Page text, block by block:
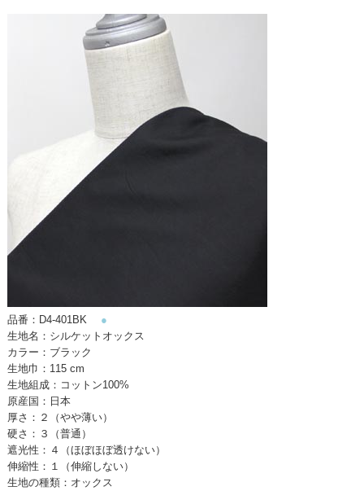
品番：D4-401BK●
生地名：シルケットオックス
カラー：ブラック
生地巾：115 cm
生地組成：コットン100%
原産国：日本
厚さ：２（やや薄い）
硬さ：３（普通）
遮光性：４（ほぼほぼ透けない）
伸縮性：１（伸縮しない）
生地の種類：オックス